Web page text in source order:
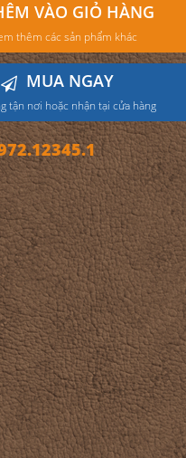
VÀO GIỎ HÀNG
thêm các sản phẩm khác
MUA NGAY
tận nơi hoặc nhận tại cửa hàng